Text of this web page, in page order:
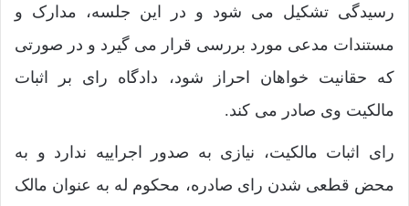
رسیدگی تشکیل می شود و در این جلسه، مدارک و
مستندات مدعی مورد بررسی قرار می گیرد و در صورتی
که حقانیت خواهان احراز شود، دادگاه رای بر اثبات
مالکیت وی صادر می کند.
رای اثبات مالکیت، نیازی به صدور اجراییه ندارد و به
محض قطعی شدن رای صادره، محکوم له به عنوان مالک